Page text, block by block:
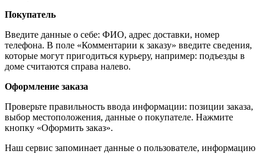
Покупатель
Введите данные о себе: ФИО, адрес доставки, номер
телефона. В поле «Комментарии к заказу» введите сведения,
которые могут пригодиться курьеру, например: подъезды в
доме считаются справа налево.
Оформление заказа
Проверьте правильность ввода информации: позиции заказа,
выбор местоположения, данные о покупателе. Нажмите
кнопку «Оформить заказ».
Наш сервис запоминает данные о пользователе, информацию